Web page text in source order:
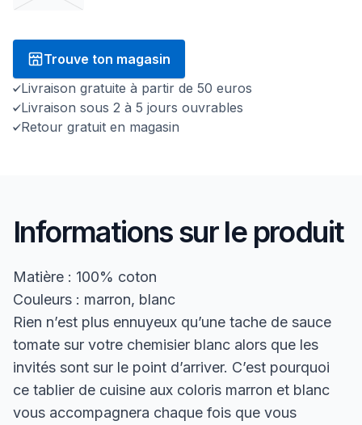
Trouve ton magasin
Livraison gratuite à partir de 50 euros
Livraison sous 2 à 5 jours ouvrables
Retour gratuit en magasin
Informations sur le produit
Matière : 100% coton
Couleurs : marron, blanc
Rien n’est plus ennuyeux qu’une tache de sauce
tomate sur votre chemisier blanc alors que les
invités sont sur le point d’arriver. C’est pourquoi
ce tablier de cuisine aux coloris marron et blanc
vous accompagnera chaque fois que vous